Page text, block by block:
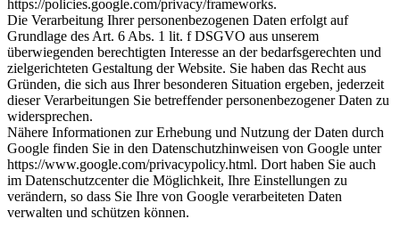
https://policies.google.com/privacy/frameworks.
Die Verarbeitung Ihrer personenbezogenen Daten erfolgt auf
Grundlage des Art. 6 Abs. 1 lit. f DSGVO aus unserem
überwiegenden berechtigten Interesse an der bedarfsgerechten und
zielgerichteten Gestaltung der Website. Sie haben das Recht aus
Gründen, die sich aus Ihrer besonderen Situation ergeben, jederzeit
dieser Verarbeitungen Sie betreffender personenbezogener Daten zu
widersprechen.
Nähere Informationen zur Erhebung und Nutzung der Daten durch
Google finden Sie in den Datenschutzhinweisen von Google unter
https://www.google.com/privacypolicy.html. Dort haben Sie auch
im Datenschutzcenter die Möglichkeit, Ihre Einstellungen zu
verändern, so dass Sie Ihre von Google verarbeiteten Daten
verwalten und schützen können.